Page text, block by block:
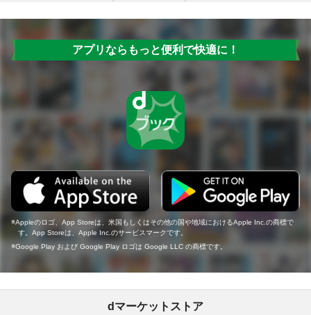
アプリならもっと便利で快適に！
Appleのロゴ、App Storeは、米国もしくはその他の国や地域におけるApple Inc.の商標で
す。App Storeは、Apple Inc.のサービスマークです。
Google Play および Google Play ロゴは Google LLC の商標です。
dマーケットストア